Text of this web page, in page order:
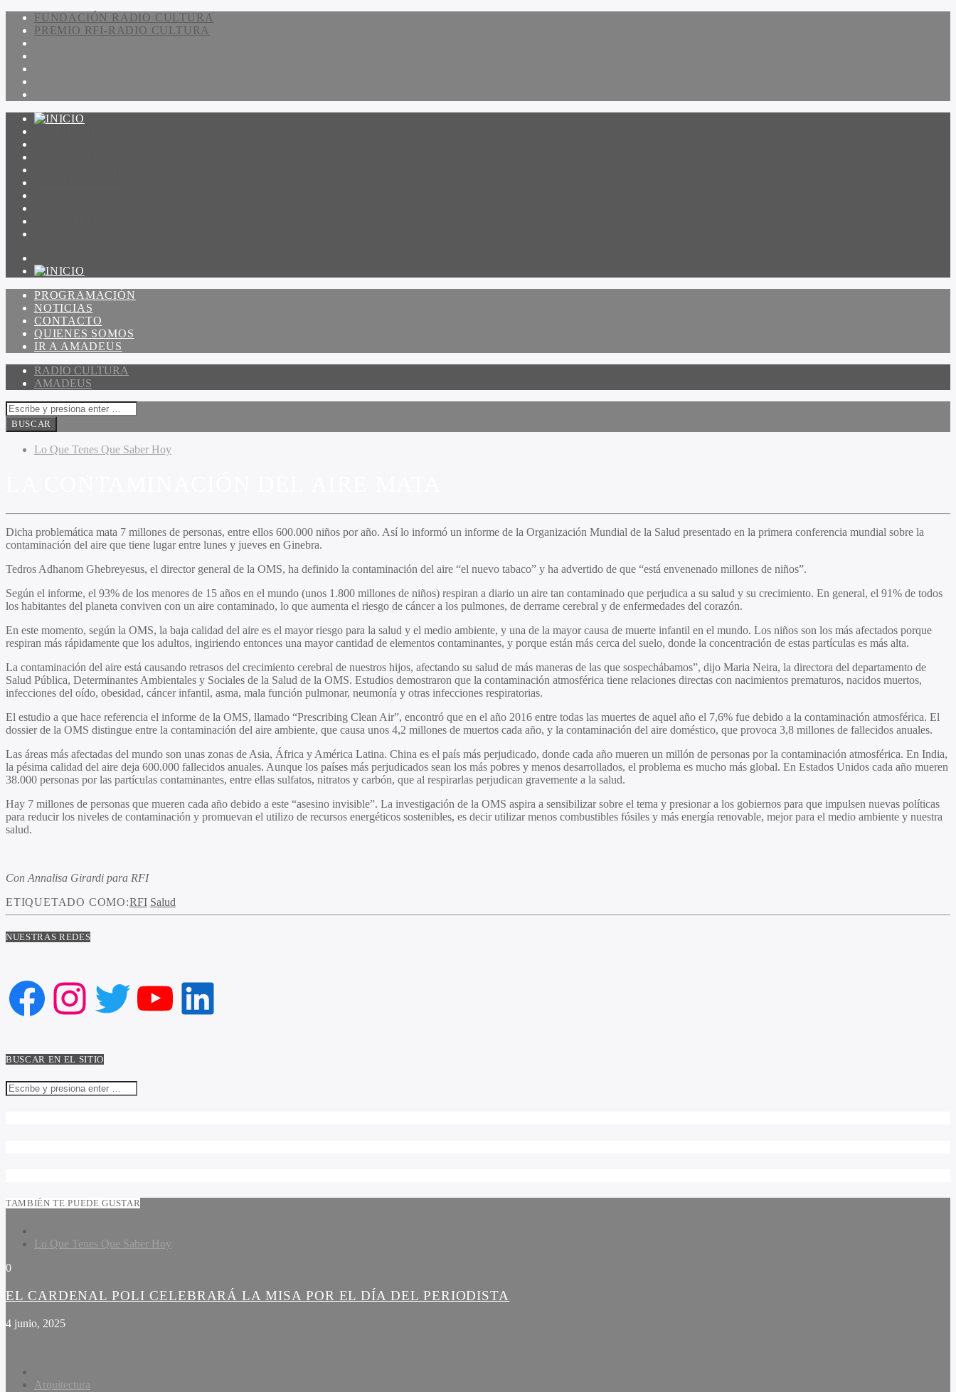
FUNDACIÓN RADIO CULTURA
PREMIO RFI-RADIO CULTURA
PROGRAMACIÓN
NOTICIAS
CONTACTO
QUIENES SOMOS
IR A AMADEUS
RADIO CULTURA
AMADEUS
Lo Que Tenes Que Saber Hoy
Dicha problemática mata 7 millones de personas, entre ellos 600.000 niños por año. Así lo informó un informe de la Organización Mundial de la Salud presentado en la primera conferencia mundial sobre la
contaminación del aire que tiene lugar entre lunes y jueves en Ginebra.
Tedros Adhanom Ghebreyesus, el director general de la OMS, ha definido la contaminación del aire “el nuevo tabaco” y ha advertido de que “está envenenado millones de niños”.
Según el informe, el 93% de los menores de 15 años en el mundo (unos 1.800 millones de niños) respiran a diario un aire tan contaminado que perjudica a su salud y su crecimiento. En general, el 91% de todos
los habitantes del planeta conviven con un aire contaminado, lo que aumenta el riesgo de cáncer a los pulmones, de derrame cerebral y de enfermedades del corazón.
En este momento, según la OMS, la baja calidad del aire es el mayor riesgo para la salud y el medio ambiente, y una de la mayor causa de muerte infantil en el mundo. Los niños son los más afectados porque
respiran más rápidamente que los adultos, ingiriendo entonces una mayor cantidad de elementos contaminantes, y porque están más cerca del suelo, donde la concentración de estas partículas es más alta.
La contaminación del aire está causando retrasos del crecimiento cerebral de nuestros hijos, afectando su salud de más maneras de las que sospechábamos”, dijo Maria Neira, la directora del departamento de
Salud Pública, Determinantes Ambientales y Sociales de la Salud de la OMS. Estudios demostraron que la contaminación atmosférica tiene relaciones directas con nacimientos prematuros, nacidos muertos,
infecciones del oído, obesidad, cáncer infantil, asma, mala función pulmonar, neumonía y otras infecciones respiratorias.
El estudio a que hace referencia el informe de la OMS, llamado “Prescribing Clean Air”, encontró que en el año 2016 entre todas las muertes de aquel año el 7,6% fue debido a la contaminación atmosférica. El
dossier de la OMS distingue entre la contaminación del aire ambiente, que causa unos 4,2 millones de muertos cada año, y la contaminación del aire doméstico, que provoca 3,8 millones de fallecidos anuales.
Las áreas más afectadas del mundo son unas zonas de Asia, África y América Latina. China es el país más perjudicado, donde cada año mueren un millón de personas por la contaminación atmosférica. En India,
la pésima calidad del aire deja 600.000 fallecidos anuales. Aunque los países más perjudicados sean los más pobres y menos desarrollados, el problema es mucho más global. En Estados Unidos cada año mueren
38.000 personas por las partículas contaminantes, entre ellas sulfatos, nitratos y carbón, que al respirarlas perjudican gravemente a la salud.
Hay 7 millones de personas que mueren cada año debido a este “asesino invisible”. La investigación de la OMS aspira a sensibilizar sobre el tema y presionar a los gobiernos para que impulsen nuevas políticas
para reducir los niveles de contaminación y promuevan el utilizo de recursos energéticos sostenibles, es decir utilizar menos combustibles fósiles y más energía renovable, mejor para el medio ambiente y nuestra
salud.
Con Annalisa Girardi para RFI
ETIQUETADO COMO:RFI Salud
NUESTRAS REDES
Facebook
Instagram
Twitter
YouTube
LinkedIn
BUSCAR EN EL SITIO
TAMBIÉN TE PUEDE GUSTAR
Lo Que Tenes Que Saber Hoy
0
EL CARDENAL POLI CELEBRARÁ LA MISA POR EL DÍA DEL PERIODISTA
4 junio, 2025
Arquitectura